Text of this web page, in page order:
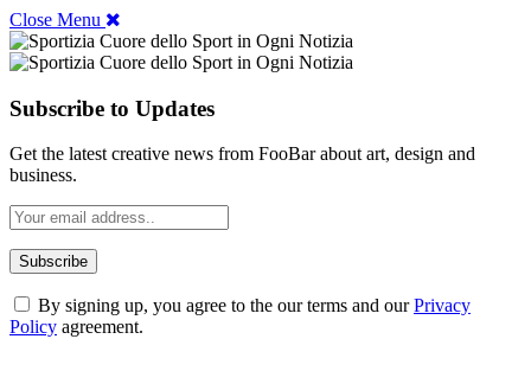
Close Menu
Subscribe to Updates
Get the latest creative news from FooBar about art, design and
business.
By signing up, you agree to the our terms and ourPrivacy
Policy agreement.